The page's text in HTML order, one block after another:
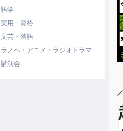
語学
実用・資格
文芸・落語
ラノベ・アニメ・ラジオドラマ
講演会